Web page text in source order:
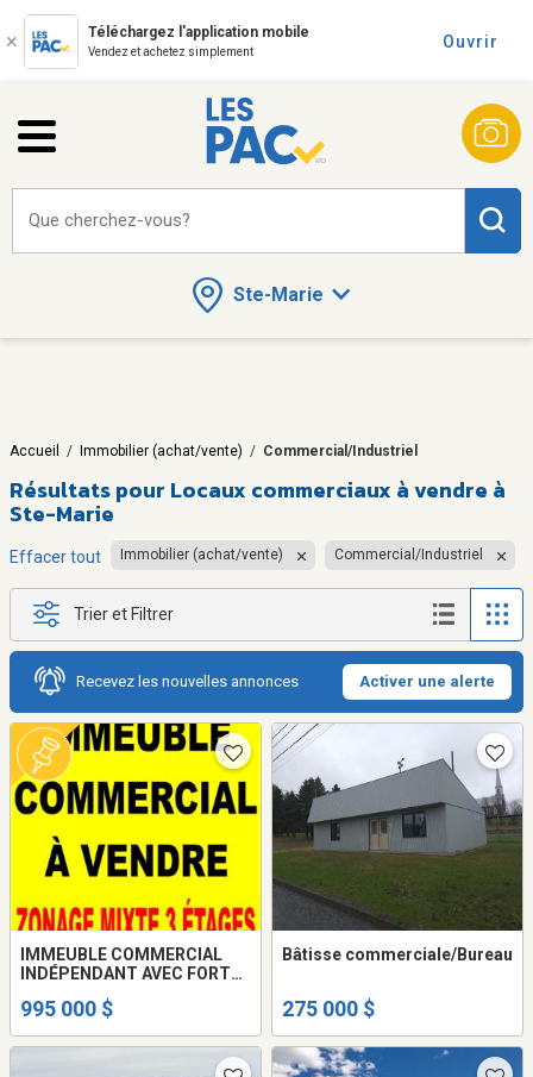
Téléchargez l'application mobile
Vendez et achetez simplement
Ouvrir
Ste-Marie
Que cherchez-vous?
Accueil / Immobilier (achat/vente) / Commercial/Industriel
Résultats pour Locaux commerciaux à vendre à
Ste-Marie
Effacer tout Immobilier (achat/vente) Commercial/Industriel
Trier et Filtrer
Recevez les nouvelles annonces Activer une alerte
IMMEUBLE COMMERCIAL
INDÉPENDANT AVEC FORT
REDÉVELOPPEMENT
995 000 $
Bâtisse commerciale/Bureau
275 000 $